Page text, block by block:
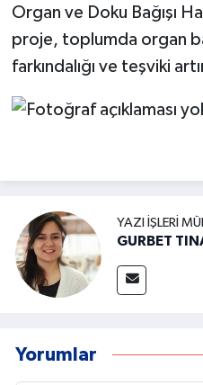
Organ ve Doku Bağışı
proje, toplumda organ
farkındalığı ve teşviki
YAZI İŞLERI
GURBET
Yorumlar